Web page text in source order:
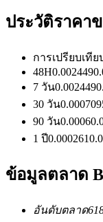
ฟิวเจอร์ส
ฟิวเจอร์สที่ใช้
ประวัติราคา
การเปรียบเที
48H0.002449
7 วัน0.002449
30 วัน
90 วัน0.0006
1 ปี0.000261
ข้อมูลตลาด
อันดับตลาด